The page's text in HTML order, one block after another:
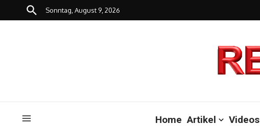
Zum Inhalt springen
Sonntag, August 9, 2026
Home Artikel Videos